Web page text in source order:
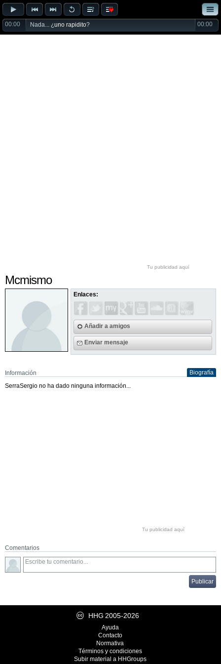
00:00 Nada... ¿uno rapidito? 00:00
Tu publicidad aquí
Mcmismo
Enlaces:
Añadir a amigos
Enviar mensaje
Información
Biografía
SerraSergio no ha dado ninguna información...
Tu publicidad aquí
Comentarios
HHG 2005-2026
Ayuda
Contacto
Normativa
Términos y condiciones
Subir material a HHGroups